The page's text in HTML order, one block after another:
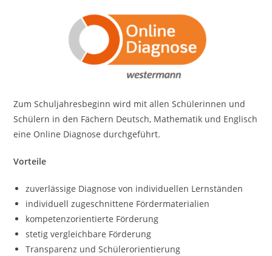
Zum Schuljahresbeginn wird mit allen Schülerinnen und
Schülern in den Fächern Deutsch, Mathematik und Englisch
eine Online Diagnose durchgeführt.
Vorteile
zuverlässige Diagnose von individuellen Lernständen
individuell zugeschnittene Fördermaterialien
kompetenzorientierte Förderung
stetig vergleichbare Förderung
Transparenz und Schülerorientierung